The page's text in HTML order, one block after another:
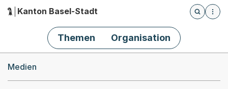
Hauptnavigation
Kanton Basel-Stadt
Öffnet
Themen Organisation
Medien